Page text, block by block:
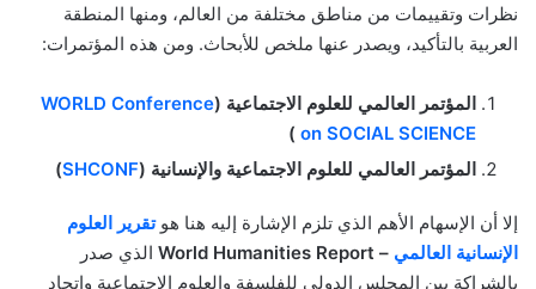
نظرات وتقييمات من مناطق مختلفة من العالم، ومنها المنطقة
العربية بالتأكيد، ويصدر عنها ملخص للأبحاث. ومن هذه المؤتمرات:
المؤتمر العالمي للعلوم الاجتماعية (WORLD Conference
on SOCIAL SCIENCE
)
المؤتمر العالمي للعلوم الاجتماعية والإنسانية (SHCONF
)
إلا أن الإسهام الأهم الذي تلزم الإشارة إليه هنا هوتقرير العلوم
الإنسانية العالمي –
World Humanities Report الذي صدر
بالشراكة بين المجلس الدولي للفلسفة والعلوم الاجتماعية واتحاد